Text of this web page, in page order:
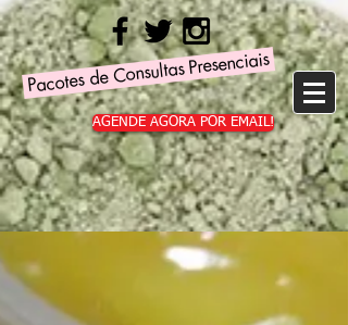
Pacotes de Consultas Presenciais
AGENDE AGORA POR EMAIL!